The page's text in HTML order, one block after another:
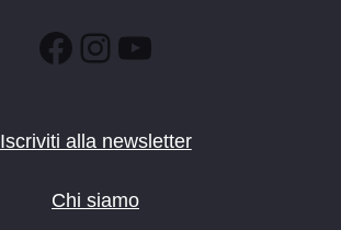
Facebook
Instagram
YouTube
Iscriviti alla newsletter
Chi siamo